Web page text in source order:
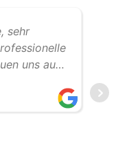
sehr
uns auf